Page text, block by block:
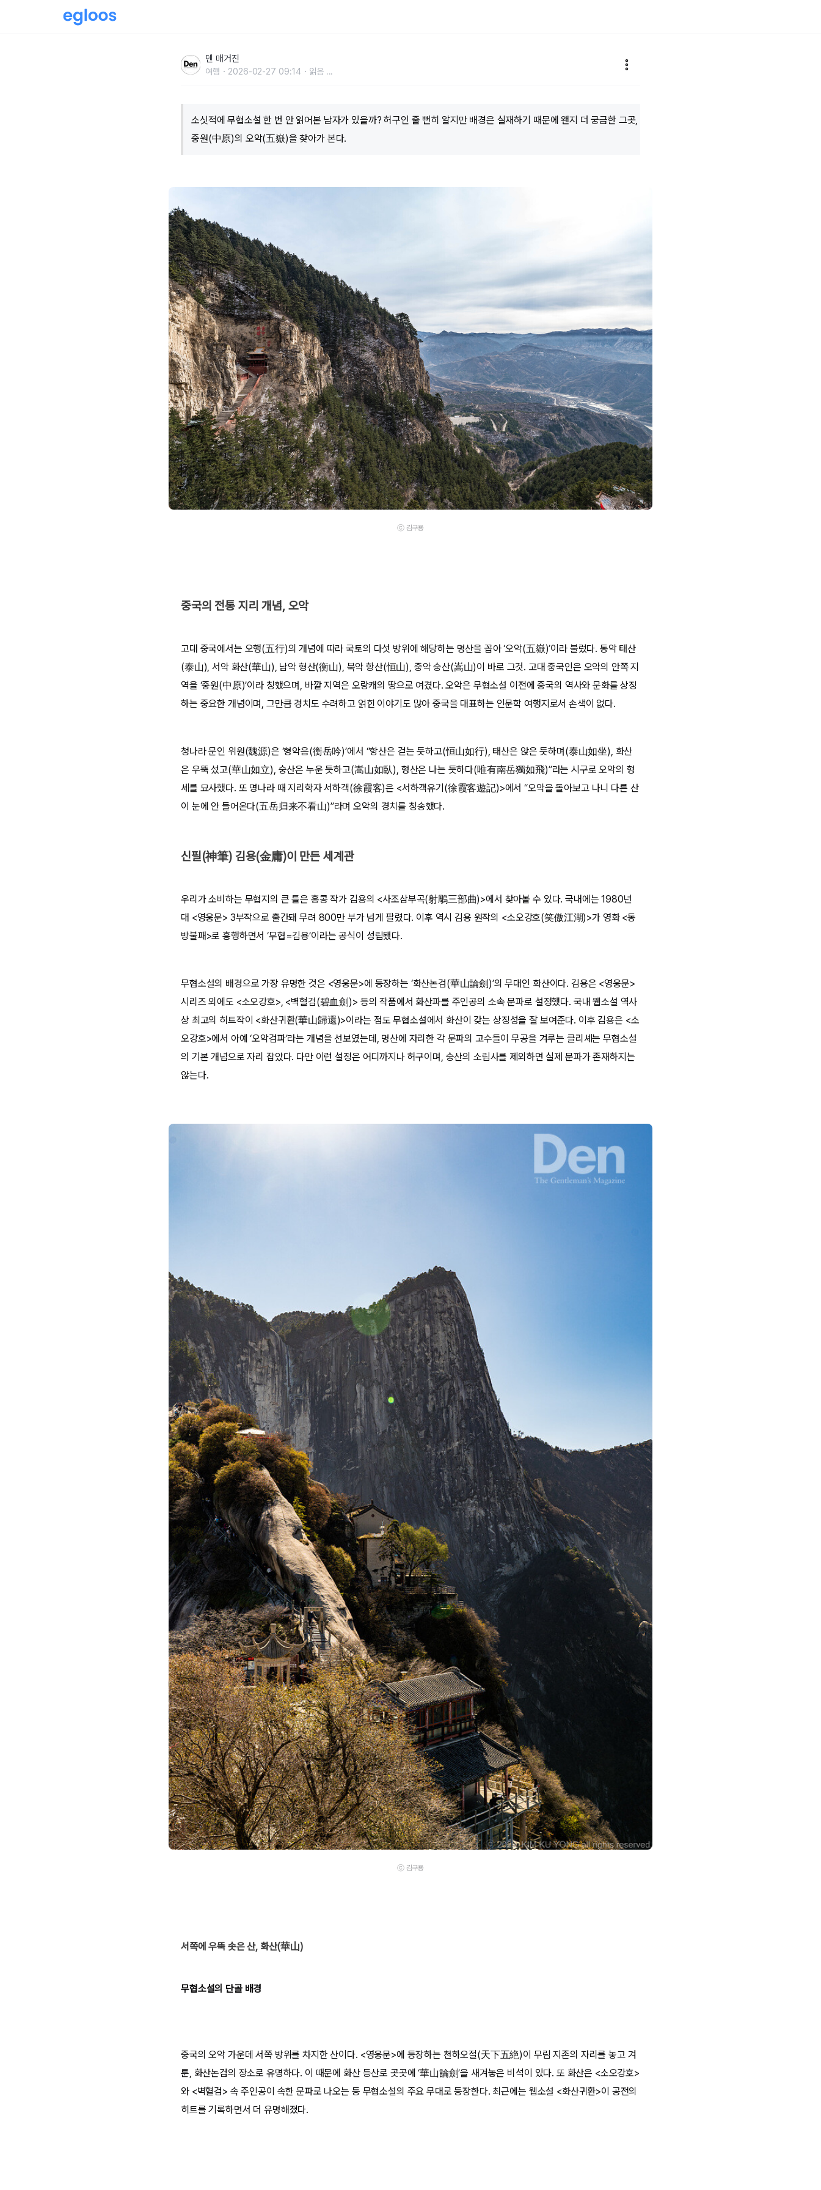
덴 매거진
여행 2026-02-27 09:14 읽음 ...
소싯적에 무협소설 한 번 안 읽어본 남자가 있을까? 허구인 줄 뻔히 알지만 배경은 실재하기 때문에 왠지 더 궁금한 그곳,
중원(中原)의 오악(五嶽)을 찾아가 본다.
ⓒ 김구용
중국의 전통 지리 개념, 오악
고대 중국에서는 오행(五行)의 개념에 따라 국토의 다섯 방위에 해당하는 명산을 꼽아 ‘오악(五嶽)’이라 불렀다. 동악 태산
(泰山), 서악 화산(華山), 남악 형산(衡山), 북악 항산(恒山), 중악 숭산(嵩山)이 바로 그것. 고대 중국인은 오악의 안쪽 지
역을 ‘중원(中原)’이라 칭했으며, 바깥 지역은 오랑캐의 땅으로 여겼다. 오악은 무협소설 이전에 중국의 역사와 문화를 상징
하는 중요한 개념이며, 그만큼 경치도 수려하고 얽힌 이야기도 많아 중국을 대표하는 인문학 여행지로서 손색이 없다.
청나라 문인 위원(魏源)은 ‘형악음(衡岳吟)’에서 “항산은 걷는 듯하고(恒山如行), 태산은 앉은 듯하며(泰山如坐), 화산
은 우뚝 섰고(華山如立), 숭산은 누운 듯하고(嵩山如臥), 형산은 나는 듯하다(唯有南岳獨如飛)”라는 시구로 오악의 형
세를 묘사했다. 또 명나라 때 지리학자 서하객(徐霞客)은 <서하객유기(徐霞客遊記)>에서 “오악을 돌아보고 나니 다른 산
이 눈에 안 들어온다(五岳归来不看山)”라며 오악의 경치를 칭송했다.
신필(神筆) 김용(金庸)이 만든 세계관
우리가 소비하는 무협지의 큰 틀은 홍콩 작가 김용의 <사조삼부곡(射鵰三部曲)>에서 찾아볼 수 있다. 국내에는 1980년
대 <영웅문> 3부작으로 출간돼 무려 800만 부가 넘게 팔렸다. 이후 역시 김용 원작의 <소오강호(笑傲江湖)>가 영화 <동
방불패>로 흥행하면서 ‘무협=김용’이라는 공식이 성립됐다.
무협소설의 배경으로 가장 유명한 것은 <영웅문>에 등장하는 ‘화산논검(華山論劍)’의 무대인 화산이다. 김용은 <영웅문>
시리즈 외에도 <소오강호>, <벽혈검(碧血劍)> 등의 작품에서 화산파를 주인공의 소속 문파로 설정했다. 국내 웹소설 역사
상 최고의 히트작이 <화산귀환(華山歸還)>이라는 점도 무협소설에서 화산이 갖는 상징성을 잘 보여준다. 이후 김용은 <소
오강호>에서 아예 ‘오악검파’라는 개념을 선보였는데, 명산에 자리한 각 문파의 고수들이 무공을 겨루는 클리셰는 무협소설
의 기본 개념으로 자리 잡았다. 다만 이런 설정은 어디까지나 허구이며, 숭산의 소림사를 제외하면 실제 문파가 존재하지는
않는다.
ⓒ 김구용
서쪽에 우뚝 솟은 산, 화산(華山)
무협소설의 단골 배경
중국의 오악 가운데 서쪽 방위를 차지한 산이다. <영웅문>에 등장하는 천하오절(天下五絶)이 무림 지존의 자리를 놓고 겨
룬, 화산논검의 장소로 유명하다. 이 때문에 화산 등산로 곳곳에 ‘華山論劍’을 새겨놓은 비석이 있다. 또 화산은 <소오강호>
와 <벽혈검> 속 주인공이 속한 문파로 나오는 등 무협소설의 주요 무대로 등장한다. 최근에는 웹소설 <화산귀환>이 공전의
히트를 기록하면서 더 유명해졌다.